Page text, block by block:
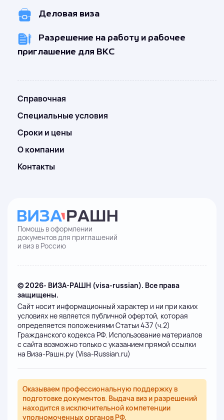
Деловая виза
Разрешение на работу и рабочее
приглашение для ВКС
Справочная
Специальные условия
Сроки и цены
О компании
Контакты
Помощь в оформлении
документов для приглашений
и виз в Россию
© 2026- ВИЗА-РАШН (visa-russian). Все права
защищены.
Сайт носит информационный характер и ни при каких
условиях не является публичной офертой, которая
определяется положениями Статьи 437 (ч.2)
Гражданского кодекса РФ. Использование материалов
с сайта возможно только с указанием прямой ссылки
на Виза-Рашн.ру (Visa-Russian.ru)
Оказываем профессиональную поддержку в
подготовке документов. Выдача виз и разрешений
находится в исключительной компетенции
уполномоченных органов РФ.